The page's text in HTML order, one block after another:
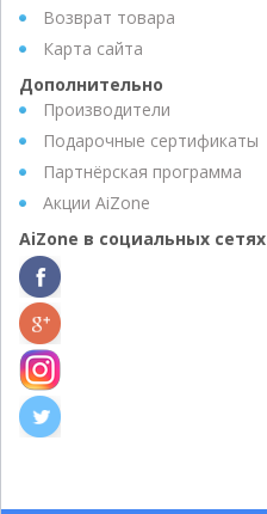
Возврат товара
Карта сайта
Дополнительно
Производители
Подарочные сертификаты
Партнёрская программа
Акции AiZone
AiZone в социальных сетях